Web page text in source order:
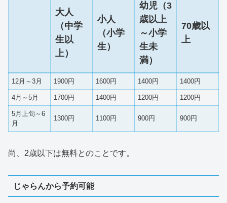
大人
（中学
生以
上）
小人
（小学
生）
幼児（3
歳以上
～小学
生未
満）
70歳以
上
12月～3月 1900円 1600円 1400円 1400円
4月～5月 1700円 1400円 1200円 1200円
5月上旬～6
月
1300円 1100円 900円 900円
尚、2歳以下は無料とのことです。
じゃらんから予約可能